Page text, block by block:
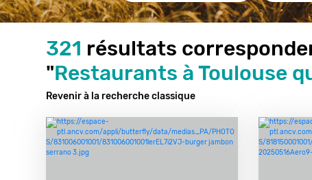
321 résultats
"Restaurants à Toulouse
Revenir à la recherche classique